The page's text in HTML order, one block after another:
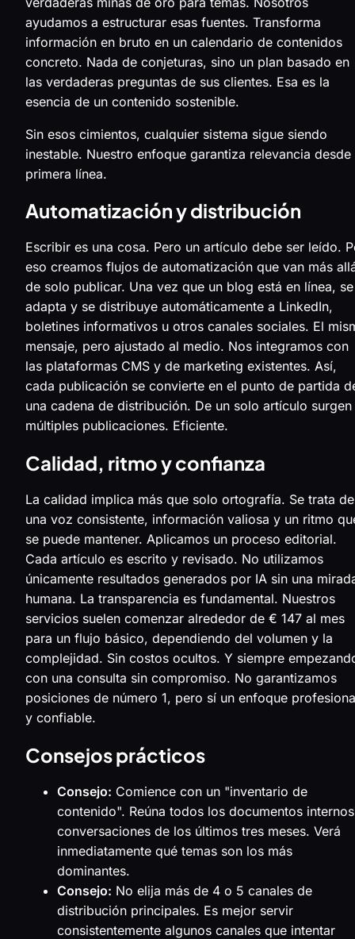
ayudamos a estructurar esas fuentes. Transforma
información en bruto en un calendario de contenidos
concreto. Nada de conjeturas, sino un plan basado en
las verdaderas preguntas de sus clientes. Esa es la
esencia de un contenido sostenible.
Sin esos cimientos, cualquier sistema sigue siendo
inestable. Nuestro enfoque garantiza relevancia desde
primera línea.
Automatización y distribución
Escribir es una cosa. Pero un artículo debe ser leído.
eso creamos flujos de automatización que van más
de solo publicar. Una vez que un blog está en línea, se
adapta y se distribuye automáticamente a LinkedIn,
boletines informativos u otros canales sociales. El
mensaje, pero ajustado al medio. Nos integramos con
las plataformas CMS y de marketing existentes. Así,
cada publicación se convierte en el punto de partida
una cadena de distribución. De un solo artículo surgen
múltiples publicaciones. Eficiente.
Calidad, ritmo y confianza
La calidad implica más que solo ortografía. Se trata de
una voz consistente, información valiosa y un ritmo
se puede mantener. Aplicamos un proceso editorial.
Cada artículo es escrito y revisado. No utilizamos
únicamente resultados generados por IA sin una
humana. La transparencia es fundamental. Nuestros
servicios suelen comenzar alrededor de € 147 al mes
para un flujo básico, dependiendo del volumen y la
complejidad. Sin costos ocultos. Y siempre
con una consulta sin compromiso. No garantizamos
posiciones de número 1, pero sí un enfoque
y confiable.
Consejos prácticos
Consejo: Comience con un "inventario de
contenido". Reúna todos los documentos
conversaciones de los últimos tres meses. Verá
inmediatamente qué temas son los más
dominantes.
Consejo: No elija más de 4 o 5 canales de
distribución principales. Es mejor servir
consistentemente algunos canales que intentar